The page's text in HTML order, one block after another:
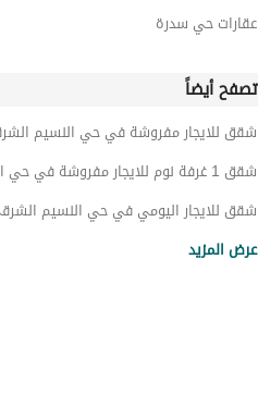
عقارات حي سدرة
تصفح أيضاً
شقق للايجار مفروشة في حي النسيم
شقق للايجار اليومي في حي النسيم
عرض المزيد